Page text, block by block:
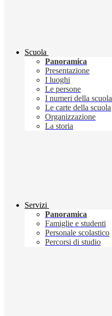
Scuola
Panoramica
Presentazione
I luoghi
Le persone
I numeri della scuola
Le carte della scuola
Organizzazione
La storia
Servizi
Panoramica
Famiglie e studenti
Personale scolastico
Percorsi di studio